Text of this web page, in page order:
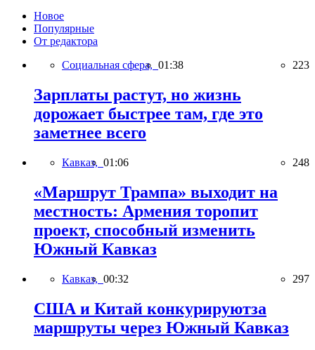
Новое
Популярные
От редактора
Социальная сфера, 01:38 223
Зарплаты растут, но жизнь
дорожает быстрее там, где это
заметнее всего
Кавказ, 01:06 248
«Маршрут Трампа» выходит на
местность: Армения торопит
проект, способный изменить
Южный Кавказ
Кавказ, 00:32 297
США и Китай конкурируютза
маршруты через Южный Кавказ